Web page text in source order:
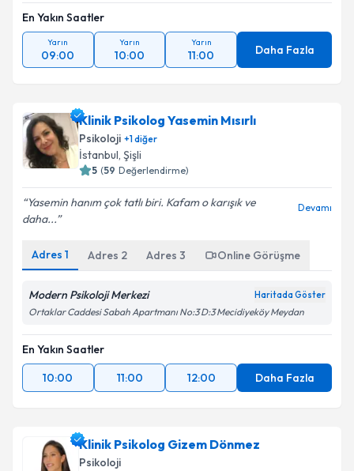
En Yakın Saatler
Yarın
09:00
Yarın
10:00
Yarın
11:00 Daha Fazla
Klinik Psikolog Yasemin Mısırlı
Psikoloji +1diğer
İstanbul, Şişli
5 (59 Değerlendirme)
Yasemin hanım çok tatlı biri. Kafam o karışık ve
daha...
Devamı
Adres 1 Adres 2 Adres 3 Online Görüşme
Modern Psikoloji Merkezi Haritada Göster
Ortaklar Caddesi Sabah Apartmanı No:3 D:3 Mecidiyeköy Meydan
En Yakın Saatler
10:00
11:00 12:00 Daha Fazla
Klinik Psikolog Gizem Dönmez
Psikoloji